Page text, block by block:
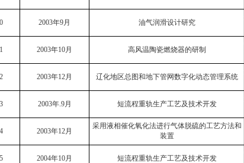
2003年9月 油气润滑设计研究
2003年10月 高风温陶瓷燃烧器的研制
2003年12月 辽化地区总图和地下管网数字化动态管理系统
2003年.9月 短流程重轨生产工艺及技术开发
2003年12月
采用液相催化氧化法进行气体脱硫的工艺方法和
装置
2004年10月 短流程重轨生产工艺及技术开发